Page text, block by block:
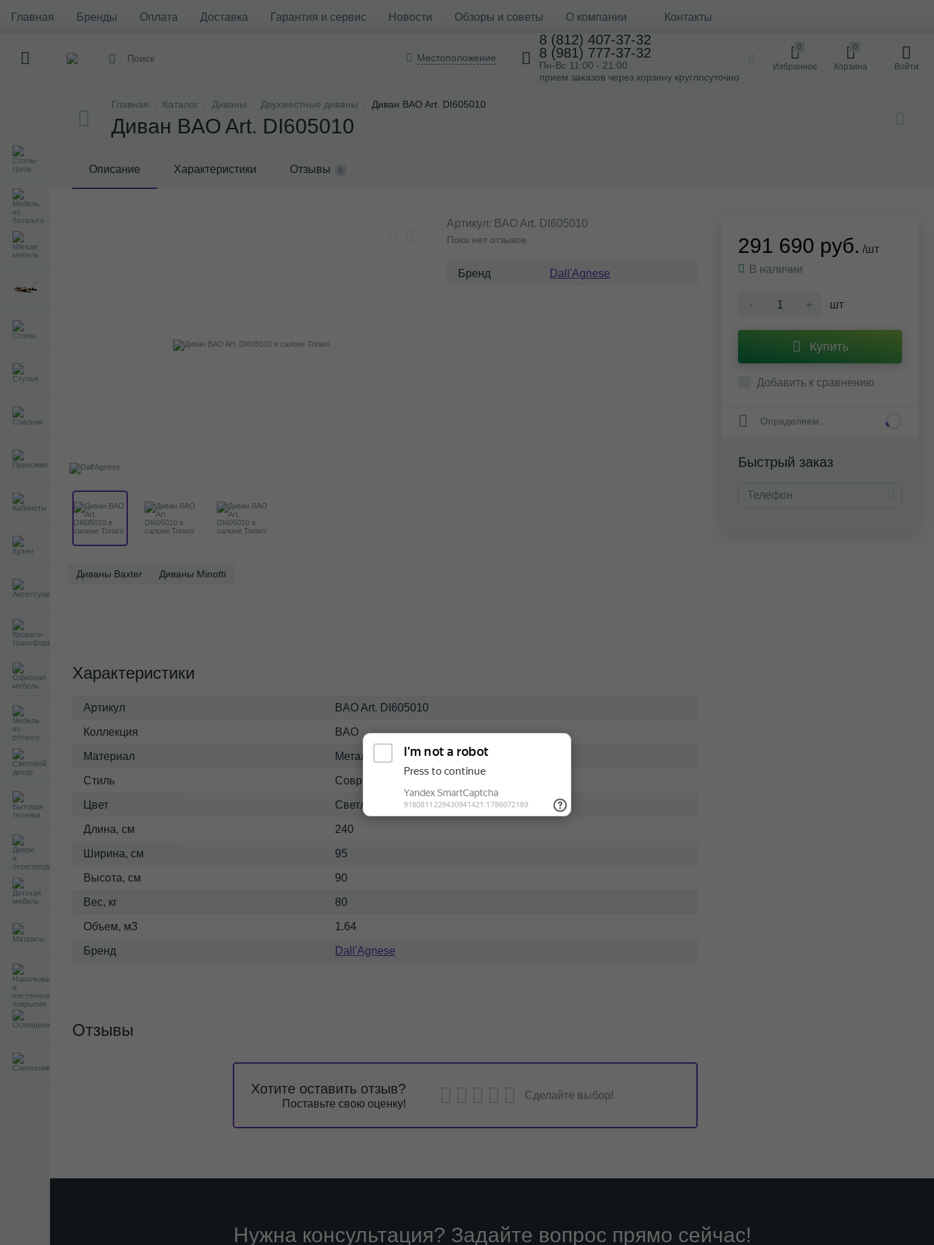
Главная Бренды Оплата Доставка Гарантия и сервис Новости Обзоры и советы О компании Контакты
Местоположение
8 (812) 407-37-32
8 (981) 777-37-32
Пн-Вс 11:00 - 21:00
прием заказов через корзину круглосуточно
0
Избранное
0
Корзина Войти
Главная Каталог Диваны Двухместные диваны Диван BAO Art. DI605010
Диван BAO Art. DI605010
Описание Характеристики Отзывы 0
Артикул: BAO Art. DI605010
Пока нет отзывов
Бренд Dall'Agnese
Диваны Baxter Диваны Minotti
Характеристики
Артикул BAO Art. DI605010
Коллекция BAO
Материал Металл-ткань
Стиль Современный
Цвет Светлый
Длина, см 240
Ширина, см 95
Высота, см 90
Вес, кг 80
Объем, м3 1.64
Бренд Dall'Agnese
291 690 руб. /шт
В наличии
- + шт
Купить
Добавить к сравнению
Определяем...
Быстрый заказ
Отзывы
Хотите оставить отзыв?
Поставьте свою оценку!
Сделайте выбор!
Нужна консультация? Задайте вопрос прямо сейчас!